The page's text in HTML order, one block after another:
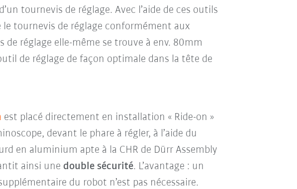
tournevis de réglage. Avec l’aide de ces outils
tournevis de réglage conformément aux
de réglage elle-même se trouve à env. 80mm
de réglage de façon optimale dans la tête de
est placé directement en installation « Ride-on »
devant le phare à régler, à l’aide du
en aluminium apte à la CHR de Dürr Assembly
ainsi une double sécurité. L’avantage : un
du robot n’est pas nécessaire.